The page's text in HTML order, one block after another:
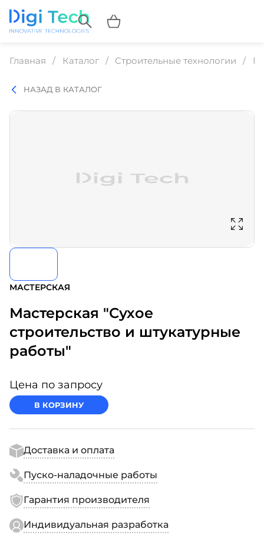
Главная Каталог Строительные технологии
НАЗАД В КАТАЛОГ
МАСТЕРСКАЯ
Мастерская "Сухое
строительство и штукатурные
работы"
Цена по запросу
В КОРЗИНУ
Доставка и оплата
Пуско-наладочные работы
Гарантия производителя
Индивидуальная разработка